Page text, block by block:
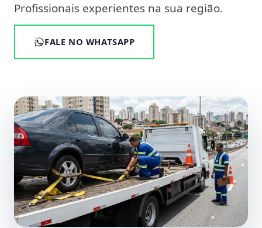
Profissionais experientes na sua região.
FALE NO WHATSAPP